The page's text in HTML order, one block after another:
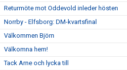
Returmöte mot Oddevold inleder hösten
Norrby - Elfsborg: DM-kvartsfinal
Välkommen Björn
Välkomna hem!
Tack Arne och lycka till